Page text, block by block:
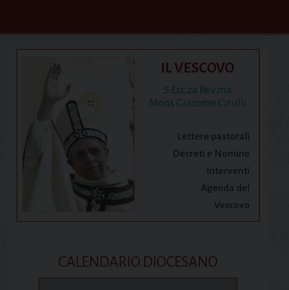
IL VESCOVO
S.Ecc.za Rev.ma
Mons Giacomo Cirulli
Lettere pastorali
Decreti e Nomine
Interventi
Agenda del
Vescovo
CALENDARIO DIOCESANO